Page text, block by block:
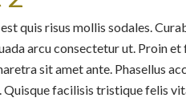
quis risus mollis sodales.
arcu consectetur ut. Proin
sit amet ante. Phasellus
facilisis tristique felis